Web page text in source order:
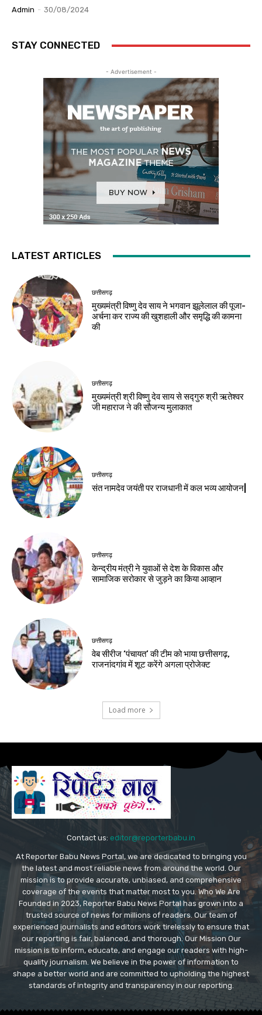
Admin - 30/08/2024
STAY CONNECTED
- Advertisement -
LATEST ARTICLES
छत्तीसगढ़
मुख्यमंत्री विष्णु देव साय ने भगवान झूलेलाल की पूजा-
अर्चना कर राज्य की खुशहाली और समृद्धि की कामना
की
छत्तीसगढ़
मुख्यमंत्री श्री विष्णु देव साय से सद्गुरु श्री ऋतेश्वर
जी महाराज ने की सौजन्य मुलाकात
छत्तीसगढ़
संत नामदेव जयंती पर राजधानी में कल भव्य आयोजन|
छत्तीसगढ़
केन्द्रीय मंत्री ने युवाओं से देश के विकास और
सामाजिक सरोकार से जुड़ने का किया आव्हान
छत्तीसगढ़
वेब सीरीज ‘पंचायत’ की टीम को भाया छत्तीसगढ़,
राजनांदगांव में शूट करेंगे अगला प्रोजेक्ट
Load more
Contact us: editor@reporterbabu.in
At Reporter Babu News Portal, we are dedicated to bringing you
the latest and most reliable news from around the world. Our
mission is to provide accurate, unbiased, and comprehensive
coverage of the events that matter most to you. Who We Are
Founded in 2023, Reporter Babu News Portal has grown into a
trusted source of news for millions of readers. Our team of
experienced journalists and editors work tirelessly to ensure that
our reporting is fair, balanced, and thorough. Our Mission Our
mission is to inform, educate, and engage our readers with high-
quality journalism. We believe in the power of information to
shape a better world and are committed to upholding the highest
standards of integrity and transparency in our reporting.